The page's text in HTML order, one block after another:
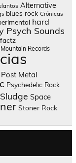
Alternative
blues rock Crónicas
hard
Psych Sounds
Records
Post Metal
Psychedelic Rock
Sludge Space
Stoner Rock